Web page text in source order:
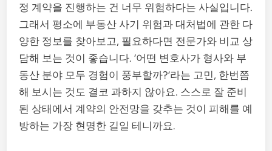
정 계약을 진행하는 건 너무 위험하다는 사실입니다.
그래서 평소에 부동산 사기 위험과 대처법에 관한 다
양한 정보를 찾아보고, 필요하다면 전문가와 비교 상
담해 보는 것이 좋습니다. ‘어떤 변호사가 형사와 부
동산 분야 모두 경험이 풍부할까?’라는 고민, 한번쯤
해 보시는 것도 결코 과하지 않아요. 스스로 잘 준비
된 상태에서 계약의 안전망을 갖추는 것이 피해를 예
방하는 가장 현명한 길일 테니까요.